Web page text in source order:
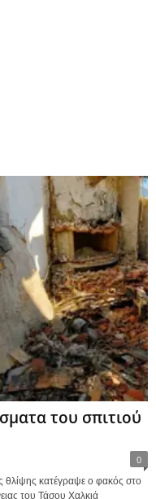
του σπιτιού
0
θλίψης κατέγραψε ο φακός στο
του Τάσου Χαλκιά